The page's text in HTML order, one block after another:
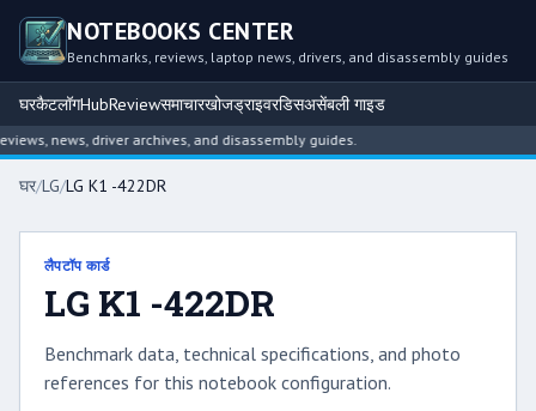
NOTEBOOKS CENTER
Benchmarks, reviews, laptop news, drivers, and disassembly guides
घरकैटलॉगHubReviewसमाचारखोजड्राइवरडिसअसेंबली गाइड
news, driver archives, and disassembly guides.
घर/LG/LG K1 -422DR
लैपटॉप कार्ड
LG K1 -422DR
Benchmark data, technical specifications, and photo
references for this notebook configuration.